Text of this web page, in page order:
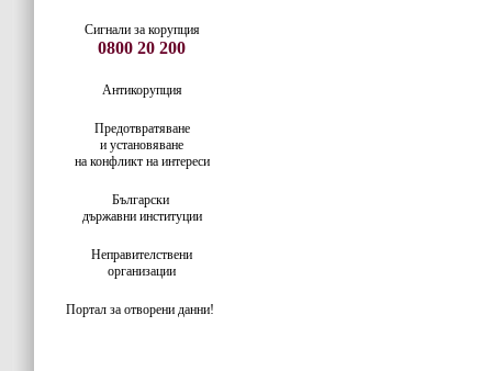
Сигнали за корупция
0800 20 200
Антикорупция
Предотвратяване
и установяване
на конфликт на интереси
Български
държавни институции
Неправителствени
организации
Портал за отворени данни!